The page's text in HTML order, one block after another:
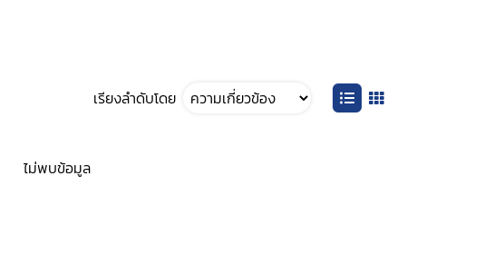
เรียงลำดับโดย
ไม่พบข้อมูล